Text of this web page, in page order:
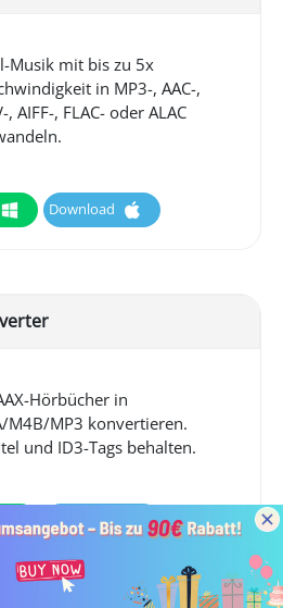
Musik mit bis zu 5x
in MP3-, AAC-,
, AIFF-, FLAC- oder ALAC
Download
Hörbücher in
M4B/MP3 konvertieren.
und ID3-Tags behalten.
Download